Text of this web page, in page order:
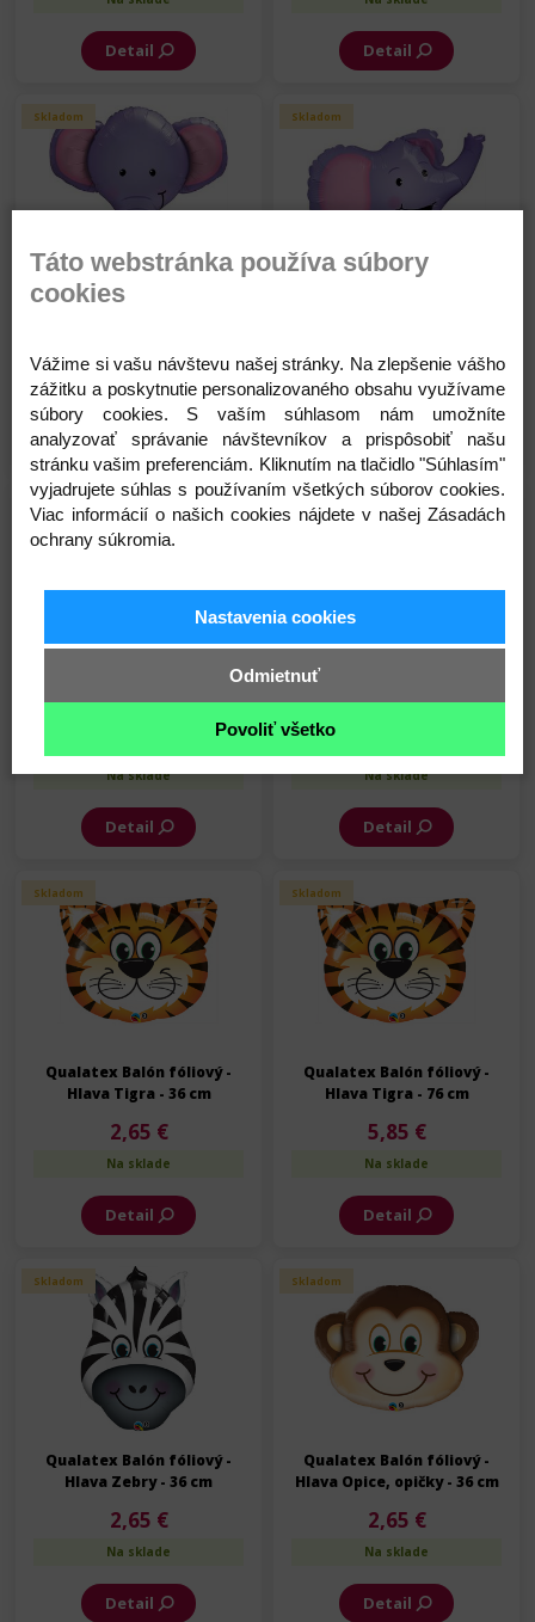
Detail Detail
Skladom
Qualatex Balón fóliový -
5,85 €
Na sklade
Detail
Skladom
2,65 €
Na sklade
Detail
Skladom
Qualatex Balón fóliový -
Hlava Líšky - 36 cm
Na sklade
Detail
Skladom
Qualatex Balón fóliový -
Hlava Líšky - 84 cm
Na sklade
Detail
Skladom
Qualatex Balón fóliový -
Hlava Tigra - 36 cm
2,65 €
Na sklade
Detail
Skladom
Qualatex Balón fóliový -
Hlava Tigra - 76 cm
5,85 €
Na sklade
Detail
Skladom
Qualatex Balón fóliový -
Hlava Zebry - 36 cm
2,65 €
Na sklade
Detail
Skladom
Qualatex Balón fóliový -
Hlava Opice, opičky - 36 cm
2,65 €
Na sklade
Detail
Táto webstránka používa súbory
cookies
Vážime si vašu návštevu našej stránky. Na zlepšenie vášho
zážitku a poskytnutie personalizovaného obsahu využívame
súbory cookies. S vaším súhlasom nám umožníte
analyzovať správanie návštevníkov a prispôsobiť našu
stránku vašim preferenciám. Kliknutím na tlačidlo "Súhlasím"
vyjadrujete súhlas s používaním všetkých súborov cookies.
Viac informácií o našich cookies nájdete v našej Zásadách
ochrany súkromia.
Nastavenia cookies
Odmietnuť
Povoliť všetko